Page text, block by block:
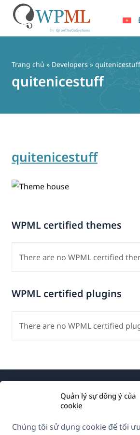
Quản lý sự đồng ý của
cookie
Chúng tôi sử dụng cookie để tối
Trang chủ » Developers » quitenicestuff
quitenicestuff
quitenicestuff
WPML certified themes
There are no WPML certified
WPML certified plugins
There are no WPML certified